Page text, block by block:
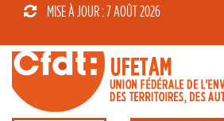
MISE À JOUR : 7 AOÛT 2026